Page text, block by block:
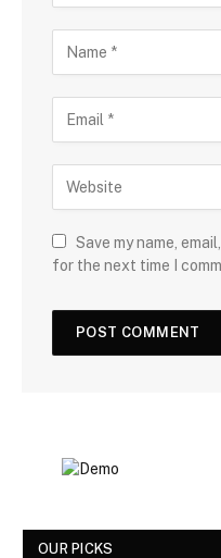
Save my name,
for the next time I
OUR PICKS